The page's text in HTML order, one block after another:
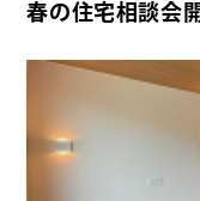
春の住宅相談